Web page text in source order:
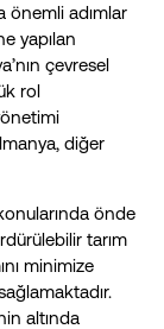
önemli adımlar
yapılan
çevresel
rol
diğer
önde
tarım
minimize
altında